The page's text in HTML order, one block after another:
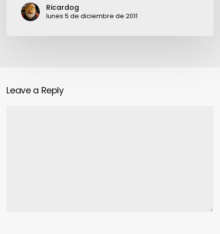
Tecnozona
Ricardog
lunes 5 de diciembre de 2011
Leave a Reply